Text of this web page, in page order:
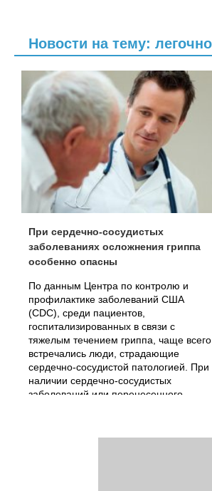
Новости на тему:
При сердечно-сосудистых
заболеваниях осложнения гриппа
особенно опасны
По данным Центра по контролю и
профилактике заболеваний США
(CDC), среди пациентов,
госпитализированных в связи с
тяжелым течением гриппа, чаще всего
встречались люди, страдающие
сердечно-сосудистой патологией. При
наличии сердечно-сосудистых
заболеваний или перенесенного